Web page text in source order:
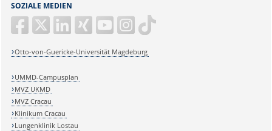
SOZIALE MEDIEN
Otto-von-Guericke-Universität Magdeburg
UMMD-Campusplan
MVZ UKMD
MVZ Cracau
Klinikum Cracau
Lungenklinik Lostau